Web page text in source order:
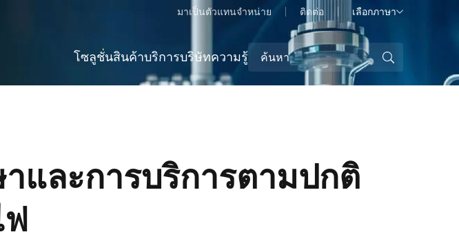
มาเป็นตัวแทนจำหน่าย ติดต่อ เลือกภาษา
โซลูชั่นสินค้าบริการบริษัทความรู้
และการบริการตามปกติ
ฟ